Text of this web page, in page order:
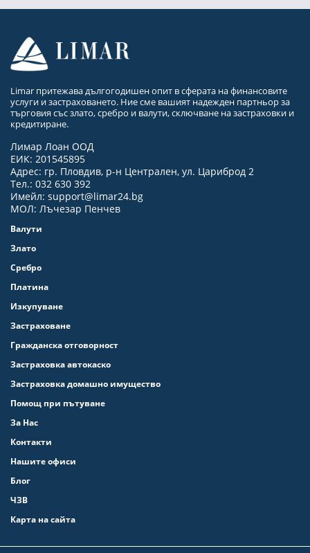
Limar притежава дългогодишен опит в сферата на финансовите
услуги и застраховането. Ние сме вашият надежден партньор за
търговия със злато, сребро и валути, сключване на застраховки и
кредитиране.
Лимар Лоан ООД
ЕИК: 201545895
Адрес: гр. Пловдив, р-н Централен, ул. Цариброд 2
Тел.: 032 630 392
Имейл: support@limar24.bg
МОЛ: Лъчезар Пенчев
Валути
Злато
Сребро
Платина
Изкупуване
Застраховане
Гражданска отговорност
Застраховка автокаско
Застраховка домашно имущество
Помощ при пътуване
За Нас
Контакти
Нашите офиси
Блог
ЧЗВ
Карта на сайта